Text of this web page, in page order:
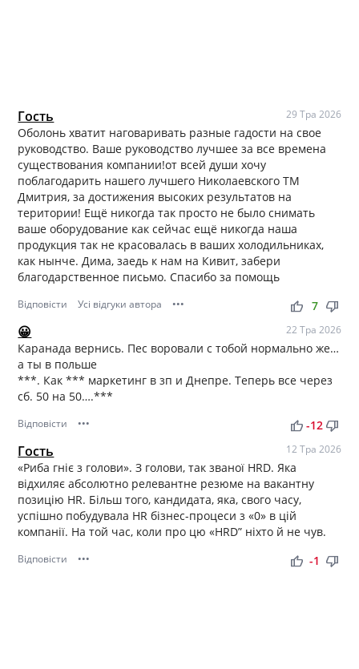
Гость 29 Тра 2026
Оболонь хватит наговаривать разные гадости на свое
руководство. Ваше руководство лучшее за все времена
существования компании!от всей души хочу
поблагодарить нашего лучшего Николаевского ТМ
Дмитрия, за достижения высоких результатов на
територии! Ещё никогда так просто не было снимать
ваше оборудование как сейчас ещё никогда наша
продукция так не красовалась в ваших холодильниках,
как нынче. Дима, заедь к нам на Кивит, забери
благодарственное письмо. Спасибо за помощь
Відповісти Усі відгуки автора ••• thumb_up thumb_down
7
😀 22 Тра 2026
Каранада вернись. Пес воровали с тобой нормально же…
а ты в польше
***. Как *** маркетинг в зп и Днепре. Теперь все через
сб. 50 на 50….***
Відповісти ••• thumb_up thumb_down
-12
Гость 12 Тра 2026
«Риба гніє з голови». З голови, так званої HRD. Яка
відхиляє абсолютно релевантне резюме на вакантну
позицію HR. Більш того, кандидата, яка, свого часу,
успішно побудувала HR бізнес-процеси з «0» в цій
компанії. На той час, коли про цю «HRD” ніхто й не чув.
Відповісти ••• thumb_up thumb_down
-1